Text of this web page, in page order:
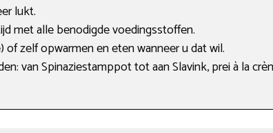
lukt.
met alle benodigde voedingsstoffen.
zelf opwarmen en eten wanneer u dat wil.
van Spinaziestamppot tot aan Slavink, prei à la